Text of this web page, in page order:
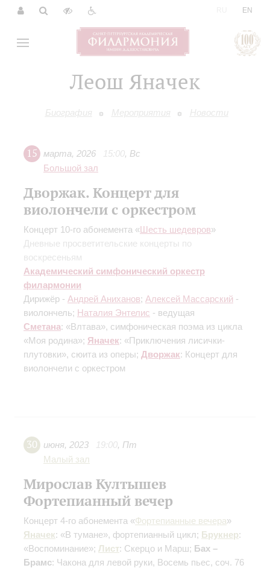
EN
Леош Яначек
Биография Мероприятия Новости
15 марта, 2026 15:00, Вс
Большой зал
Дворжак. Концерт для
виолончели с оркестром
Концерт 10-го абонемента «Шесть шедевров»
Дневные просветительские концерты по
воскресеньям
Академический симфонический оркестр
филармонии
Дирижёр - Андрей Аниханов; Алексей Массарский -
виолончель; Наталия Энтелис - ведущая
Сметана: «Влтава», симфоническая поэма из цикла
«Моя родина»; Яначек: «Приключения лисички-
плутовки», сюита из оперы; Дворжак: Концерт для
виолончели с оркестром
30 июня, 2023 19:00, Пт
Малый зал
Мирослав Култышев
Фортепианный вечер
Концерт 4-го абонемента «Фортепианные вечера»
Яначек: «В тумане», фортепианный цикл; Брукнер:
«Воспоминание»; Лист: Скерцо и Марш; Бах –
Брамс: Чакона для левой руки, Восемь пьес, соч. 76